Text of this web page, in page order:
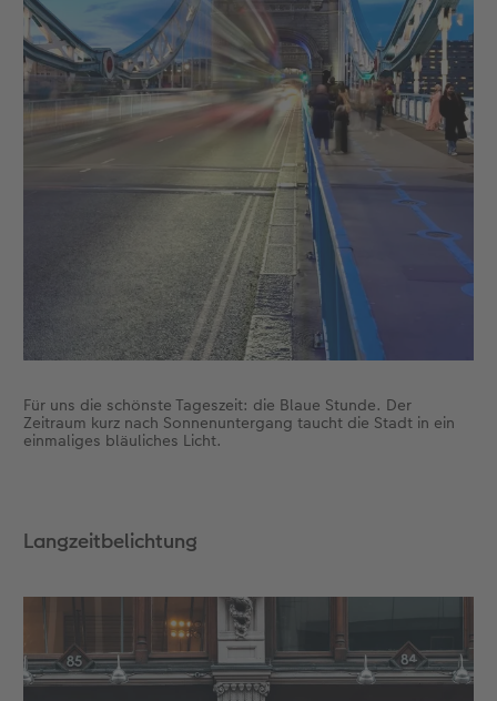
Für uns die schönste Tageszeit: die Blaue Stunde. Der
Zeitraum kurz nach Sonnenuntergang taucht die Stadt in ein
einmaliges bläuliches Licht.
Langzeitbelichtung